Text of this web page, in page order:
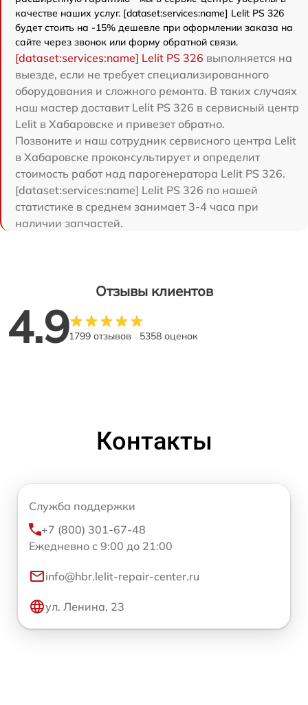
качестве наших услуг. [dataset:services:name] Lelit PS 326
будет стоить на -15% дешевле при оформлении заказа на
сайте через звонок или форму обратной связи.
[dataset:services:name] Lelit PS 326 выполняется на
выезде, если не требует специализированного
оборудования и сложного ремонта. В таких случаях
наш мастер доставит Lelit PS 326 в сервисный центр
Lelit в Хабаровске и привезет обратно.
Позвоните и наш сотрудник сервисного центра Lelit
в Хабаровске проконсультирует и определит
стоимость работ над парогенератора Lelit PS 326.
[dataset:services:name] Lelit PS 326 по нашей
статистике в среднем занимает 3-4 часа при
наличии запчастей.
Отзывы клиентов
4.91799 отзывов 5358 оценок
Контакты
Служба поддержки
+7 (800) 301-67-48
Ежедневно с 9:00 до 21:00
info@hbr.lelit-repair-center.ru
ул. Ленина, 23